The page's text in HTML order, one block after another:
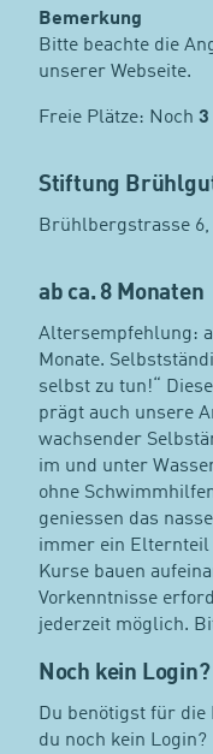
Bemerkung
Bitte beachte die
unserer Webseite.
Freie Plätze: Noch 3
Stiftung
Brühlbergstrasse
ab ca. 8 Monaten
Altersempfehlung:
Monate.
selbst zu tun!“
prägt auch unsere
wachsender
im und unter
ohne
geniessen das
immer ein Elternteil
Kurse bauen
Vorkenntnisse
jederzeit möglich.
Noch kein Login?
Du benötigst für die
du noch kein Login?